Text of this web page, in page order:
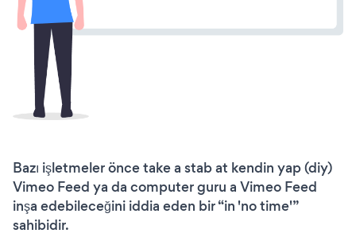
Bazı işletmeler önce take a stab at kendin yap (diy)
Vimeo Feed ya da computer guru a Vimeo Feed
inşa edebileceğini iddia eden bir “in 'no time'”
sahibidir.